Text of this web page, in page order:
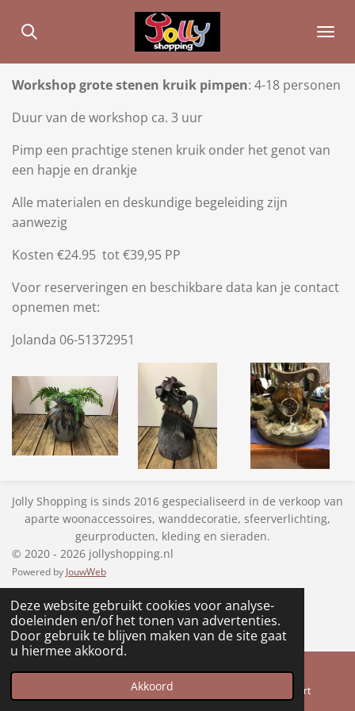
Deze website gebruikt cookies voor analyse-
doeleinden en/of het tonen van advertenties.
Door gebruik te blijven maken van de site gaat
u hiermee akkoord.
Akkoord
direct
hoofdinhoud
Workshop grote stenen kruik pimpen: 4-18 personen
Duur van de workshop ca. 3 uur
Pimp een prachtige stenen kruik onder het genot van
een hapje en drankje
Alle materialen en deskundige begeleiding zijn
aanwezig
Kosten €24.95 tot €39,95 PP
Voor reserveringen en beschikbare data kan je contact
opnemen met:
Jolanda 06-51372951
Jolly Shopping is sinds 2016 gespecialiseerd in de verkoop van
aparte woonaccessoires, wanddecoratie, sfeerverlichting,
geurproducten, kleding en sieraden.
© 2020 - 2026 jollyshopping.nl
Powered by JouwWeb
Telefoonnummer Kaart